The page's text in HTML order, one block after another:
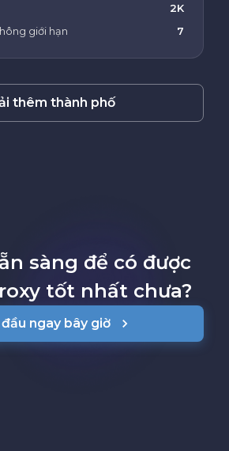
2K
giới hạn
7
thêm thành phố
sàng để có được
tốt nhất chưa?
ngay bây giờ